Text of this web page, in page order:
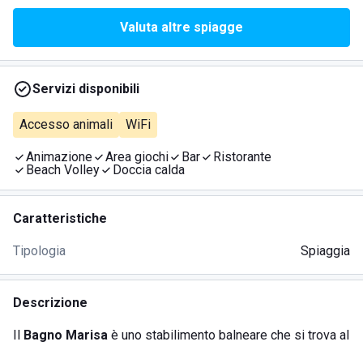
Valuta altre spiagge
Servizi disponibili
Accesso animali WiFi
Animazione Area giochi Bar
Ristorante
Beach Volley
Doccia calda
Caratteristiche
Tipologia Spiaggia
Descrizione
Il Bagno Marisa è uno stabilimento balneare che si trova al